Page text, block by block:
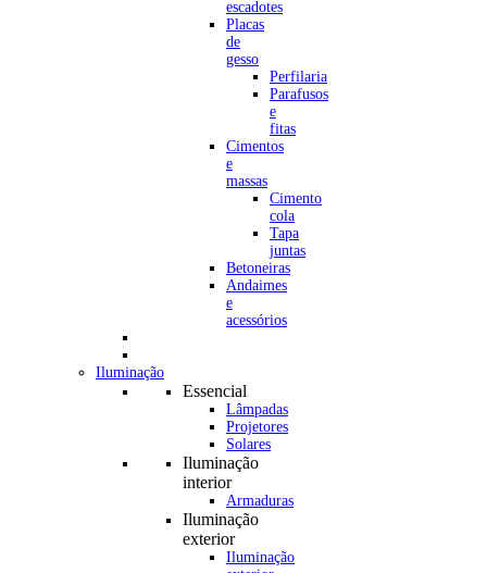
escadotes
Placas
de
gesso
Perfilaria
Parafusos
e
fitas
Cimentos
e
massas
Cimento
cola
Tapa
juntas
Betoneiras
Andaimes
e
acessórios
Iluminação
Essencial
Lâmpadas
Projetores
Solares
Iluminação
interior
Armaduras
Iluminação
exterior
Iluminação